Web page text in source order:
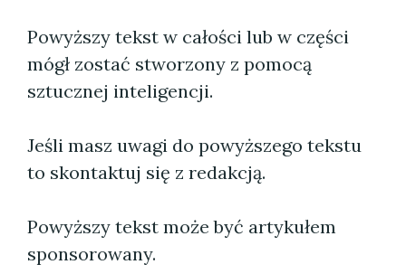
Powyższy tekst w całości lub w części
mógł zostać stworzony z pomocą
sztucznej inteligencji.
Jeśli masz uwagi do powyższego tekstu
to skontaktuj się z redakcją.
Powyższy tekst może być artykułem
sponsorowany.